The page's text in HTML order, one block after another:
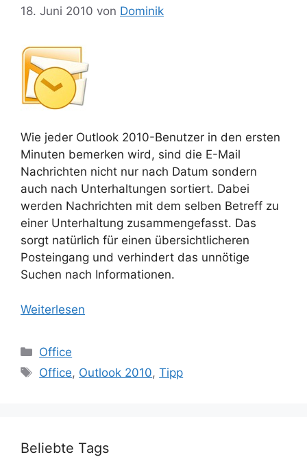
18. Juni 2010 von Dominik
Wie jeder Outlook 2010-Benutzer in den ersten
Minuten bemerken wird, sind die E-Mail
Nachrichten nicht nur nach Datum sondern
auch nach Unterhaltungen sortiert. Dabei
werden Nachrichten mit dem selben Betreff zu
einer Unterhaltung zusammengefasst. Das
sorgt natürlich für einen übersichtlicheren
Posteingang und verhindert das unnötige
Suchen nach Informationen.
Weiterlesen
Kategorien
Office
Schlagwörter
Office, Outlook 2010,Tipp
Beliebte Tags